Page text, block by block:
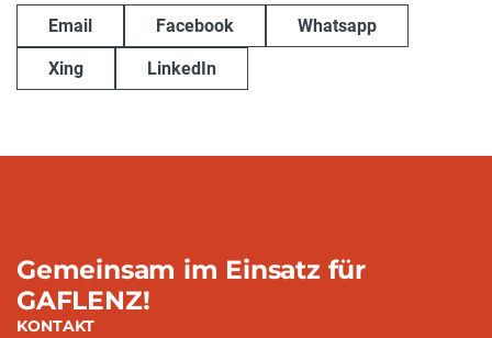
Email Facebook Whatsapp
Xing LinkedIn
Gemeinsam im Einsatz für
GAFLENZ!
KONTAKT